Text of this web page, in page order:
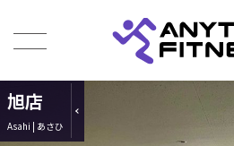
旭店
Asahi | あさひ